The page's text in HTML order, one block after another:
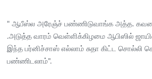
" ஆபீஸ்ல அரேஞ்ச் பண்ணிடுவாங்க அத்த.
.அடுத்த வாரம் வெள்ளிக்கிழமை ஆபிஸில்
இந்த பர்னிச்சாஸ் எல்லாம் சுதா கிட்ட சொல்லி
பண்ணிடலாம்".